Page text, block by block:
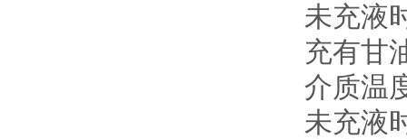
未充液
充有甘
介质温
未充液